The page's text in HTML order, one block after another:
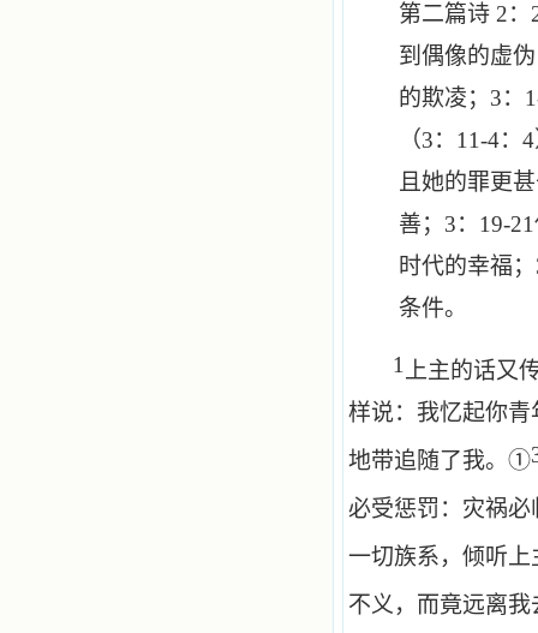
第二篇诗 2：
到偶像的虚
的欺凌； 3：
（3： 11-4： 4
且她的罪更
善； 3： 19-21
时代的幸福；
条件。
1
上主的话又
样说：我忆起你
地带追随了我。①
必受惩罚：灾祸
一切族系，倾听
不义，而竟远离